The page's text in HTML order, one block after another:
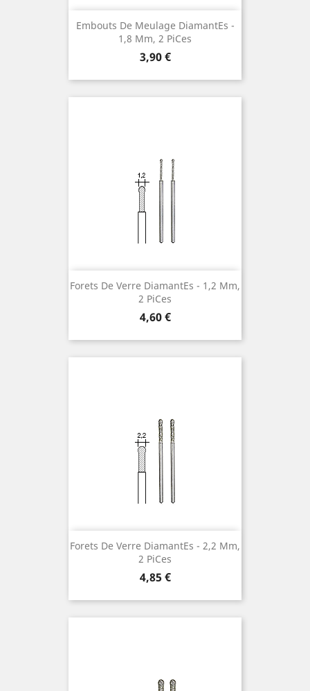
Embouts De Meulage Diamantes ¯
1,8 Mm, 2 Pices
Preis
3,90 €
Forets De Verre Diamantes ¯ 1,2 Mm,
2 Pices
Preis
4,60 €
Forets De Verre Diamantes ¯ 2,2 Mm,
2 Pices
Preis
4,85 €